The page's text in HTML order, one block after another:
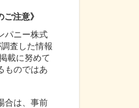
注意》
パニー株式
査した情報
載に努めて
ものではあ
合は、事前